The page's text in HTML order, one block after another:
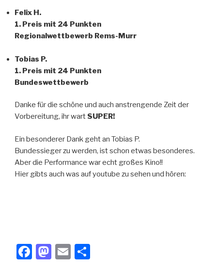
Felix H.
1. Preis mit 24 Punkten
Regionalwettbewerb Rems-Murr
Tobias P.
1. Preis mit 24 Punkten
Bundeswettbewerb
Danke für die schöne und auch anstrengende Zeit der
Vorbereitung, ihr wart SUPER!
Ein besonderer Dank geht an Tobias P.
Bundessieger zu werden, ist schon etwas besonderes.
Aber die Performance war echt großes Kino!!
Hier gibts auch was auf youtube zu sehen und hören:
F
M E